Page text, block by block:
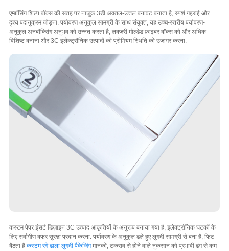
एम्बॉसिंग शिल्प बॉक्स की सतह पर नाजुक 3डी अवतल-उत्तल बनावट बनाता है, स्पर्श गहराई और
दृश्य पदानुक्रम जोड़ना. पर्यावरण अनुकूल सामग्री के साथ संयुक्त, यह उच्च-स्तरीय पर्यावरण-
अनुकूल अनबॉक्सिंग अनुभव को उन्नत करता है, लक्ज़री मोल्डेड फ़ाइबर बॉक्स को और अधिक
विशिष्ट बनाना और 3C इलेक्ट्रॉनिक उत्पादों की प्रीमियम स्थिति को उजागर करना.
कस्टम पेपर इंसर्ट डिज़ाइन 3C उत्पाद आकृतियों के अनुरूप बनाया गया है, इलेक्ट्रॉनिक घटकों के
लिए सर्वांगीण बफर सुरक्षा प्रदान करना. पर्यावरण के अनुकूल ढले हुए लुगदी सामग्री से बना है, फिट
बैठता है कस्टम रंगे ढाला लुगदी पैकेजिंगमानकों, टकराव से होने वाले नुकसान को प्रभावी ढंग से कम